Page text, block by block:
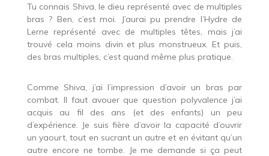
Tu connais Shiva, le dieu représenté avec de multiples
bras ? Ben, c’est moi. J’aurai pu prendre l’Hydre de
Lerne représenté avec de multiples têtes, mais j’ai
trouvé cela moins divin et plus monstrueux. Et puis,
des bras multiples, c’est quand même plus pratique.
Comme Shiva, j’ai l’impression d’avoir un bras par
combat. Il faut avouer que question polyvalence j’ai
acquis au fil des ans (et des enfants) un peu
d’expérience. Je suis fière d’avoir la capacité d’ouvrir
un yaourt, tout en sucrant un autre et en évitant qu’un
autre encore ne tombe. Je me demande si ça peut